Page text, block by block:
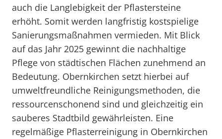
auch die Langlebigkeit der Pflastersteine
erhöht. Somit werden langfristig kostspielige
Sanierungsmaßnahmen vermieden. Mit Blick
auf das Jahr 2025 gewinnt die nachhaltige
Pflege von städtischen Flächen zunehmend an
Bedeutung. Obernkirchen setzt hierbei auf
umweltfreundliche Reinigungsmethoden, die
ressourcenschonend sind und gleichzeitig ein
sauberes Stadtbild gewährleisten. Eine
regelmäßige Pflasterreinigung in Obernkirchen